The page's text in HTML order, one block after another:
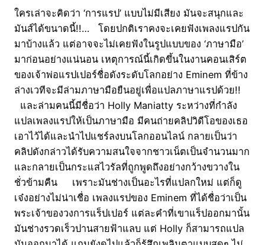
ใครเล่าจะคิดว่า ‘การแรป’ แบบไม่มีเสียง มันจะสนุกและ
มันส์ได้ขนาดนี้!!… โดยปกติเราคงจะเคยฟังเพลงแรปกัน
มาบ้างแล้ว แต่อาจจะไม่เคยฟังในรูปแบบของ ‘ภาษามือ’
มาก่อนอย่างแน่นอน เหตุการณ์นี้เกิดขึ้นในงานคอนเสิร์ต
ของเจ้าพ่อแรปเปอร์ชื่อดังระดับโลกอย่าง Eminem ที่ข้าง
ล่างเวทีจะมีล่ามภาษามือยืนอยู่เพื่อแปลภาษาแรปด้วย!!
และล่ามคนนี้มีชื่อว่า Holly Maniatty ระหว่างที่กำลัง
แปลเพลงแรปให้เป็นภาษามือ มีคนถ่ายคลิปวิดีโอของเธอ
เอาไว้ได้และนำไปแชร์ลงบนโลกออนไลน์ กลายเป็นว่า
คลิปดังกล่าวได้รับความสนใจจากชาวเน็ตเป็นจำนวนมาก
และกลายเป็นกระแสไวรัลที่ถูกพูดถึงอย่างกว้างขวางใน
ชั่วข้ามคืน เพราะมันช่างเป็นอะไรที่แปลกใหม่ แต่ก็ดู
เจ๋งอย่างไม่น่าเชื่อ เพลงแรปของ Eminem ที่ได้ชื่อว่าเป็น
พระเจ้าของวงการแร็ปเปอร์ แต่ละคำที่เขาแร็ปออกมานั้น
มันช่างรวดเร็วปานสายฟ้าแลบ แต่ Holly ก็สามารถแปล